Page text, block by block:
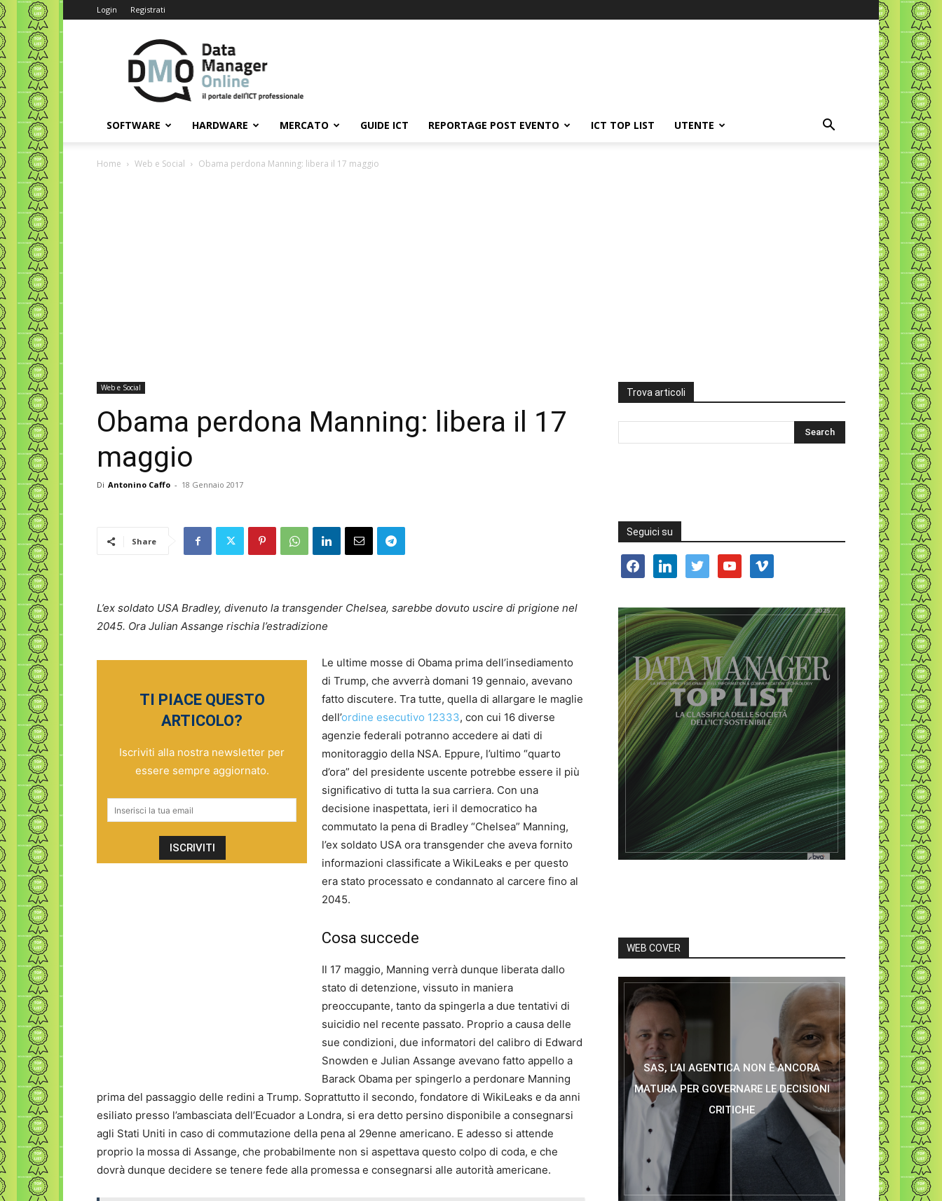
Login Registrati
Data
Manager
Online
SOFTWARE HARDWARE MERCATO GUIDE ICT REPORTAGE POST EVENTO ICT TOP LIST UTENTE
Home Web e Social Obama perdona Manning: libera il 17 maggio
Web e Social
Obama perdona Manning: libera il 17
maggio
Di Antonino Caffo - 18 Gennaio 2017
Share
L’ex soldato USA Bradley, divenuto la transgender Chelsea, sarebbe dovuto uscire di prigione nel
2045. Ora Julian Assange rischia l’estradizione
TI PIACE QUESTO
ARTICOLO?
Iscriviti alla nostra newsletter per
essere sempre aggiornato.
Le ultime mosse di Obama prima dell’insediamento
di Trump, che avverrà domani 19 gennaio, avevano
fatto discutere. Tra tutte, quella di allargare le maglie
dell’ordine esecutivo 12333, con cui 16 diverse
agenzie federali potranno accedere ai dati di
monitoraggio della NSA. Eppure, l’ultimo “quarto
d’ora” del presidente uscente potrebbe essere il più
significativo di tutta la sua carriera. Con una
decisione inaspettata, ieri il democratico ha
commutato la pena di Bradley “Chelsea” Manning,
l’ex soldato USA ora transgender che aveva fornito
informazioni classificate a WikiLeaks e per questo
era stato processato e condannato al carcere fino al
2045.
Cosa succede
Il 17 maggio, Manning verrà dunque liberata dallo
stato di detenzione, vissuto in maniera
preoccupante, tanto da spingerla a due tentativi di
suicidio nel recente passato. Proprio a causa delle
sue condizioni, due informatori del calibro di Edward
Snowden e Julian Assange avevano fatto appello a
Barack Obama per spingerlo a perdonare Manning
prima del passaggio delle redini a Trump. Soprattutto il secondo, fondatore di WikiLeaks e da anni
esiliato presso l’ambasciata dell’Ecuador a Londra, si era detto persino disponibile a consegnarsi
agli Stati Uniti in caso di commutazione della pena al 29enne americano. E adesso si attende
proprio la mossa di Assange, che probabilmente non si aspettava questo colpo di coda, e che
dovrà dunque decidere se tenere fede alla promessa e consegnarsi alle autorità americane.
Trova articoli
Seguici su
facebooklinkedin twitter youtube vimeo
WEB COVER
SAS, L’AI AGENTICA NON È ANCORA
MATURA PER GOVERNARE LE DECISIONI
CRITICHE